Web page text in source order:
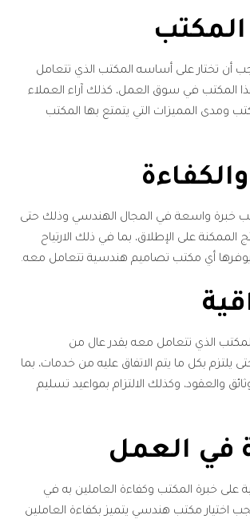
أن تختار على أساسه المكتب الذي تتعامل
في سوق العمل، كذلك آراء العملاء
ومدى المميزات التي يتمتع بها المكتب
خبرة واسعة في المجال الهندسي وذلك حتى
على الإطلاق، بما في ذلك الارتياح
يوفرها أي مكتب تصاميم هندسية تتعامل معه.
الذي تتعامل معه بقدر عال من
يلتزم بكل ما يتم الاتفاق عليه من خدمات، بما
والعقود، وكذلك الالتزام بمواعيد تسليم
في العمل
على خبرة المكتب وكفاءة العاملين به في
اختيار مكتب هندسي يتميز بكفاءة العاملين